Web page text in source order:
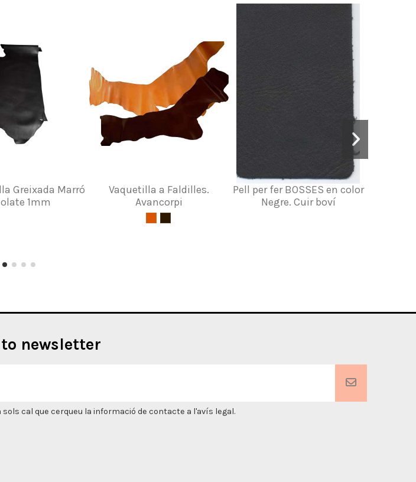
Greixada Marró
1mm
Vaquetilla a Faldilles.
Avancorpi
Pell per fer BOSSES en color
Negre. Cuir boví
newsletter
cal que cerqueu la informació de contacte a l'avís legal.